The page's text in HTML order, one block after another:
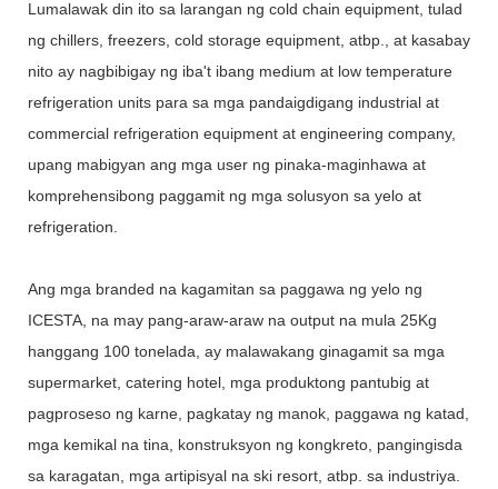
Lumalawak din ito sa larangan ng cold chain equipment, tulad
ng chillers, freezers, cold storage equipment, atbp., at kasabay
nito ay nagbibigay ng iba't ibang medium at low temperature
refrigeration units para sa mga pandaigdigang industrial at
commercial refrigeration equipment at engineering company,
upang mabigyan ang mga user ng pinaka-maginhawa at
komprehensibong paggamit ng mga solusyon sa yelo at
refrigeration.
Ang mga branded na kagamitan sa paggawa ng yelo ng
ICESTA, na may pang-araw-araw na output na mula 25Kg
hanggang 100 tonelada, ay malawakang ginagamit sa mga
supermarket, catering hotel, mga produktong pantubig at
pagproseso ng karne, pagkatay ng manok, paggawa ng katad,
mga kemikal na tina, konstruksyon ng kongkreto, pangingisda
sa karagatan, mga artipisyal na ski resort, atbp. sa industriya.